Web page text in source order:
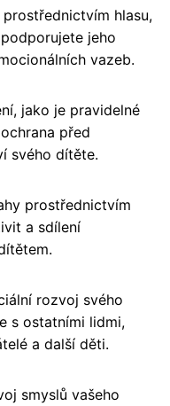
hlasu,
jeho
vazeb.
jako je pravidelné
před
svého dítěte.
prostřednictvím
a sdílení
rozvoj svého
s ostatními lidmi,
a další děti.
smyslů vašeho